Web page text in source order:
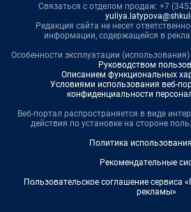
Связаться с отделом продаж: +7
Редакция сайта не несет
информации, содержащейся в
Особенности эксплуатации
Руководством
Описанием функциональных
Условиями использования веб-
конфиденциальности
Веб-портал распространяется в виде
действия по установке на стороне
Политика
Рекомендательные
Пользовательское соглашение сервиса
рекламы»